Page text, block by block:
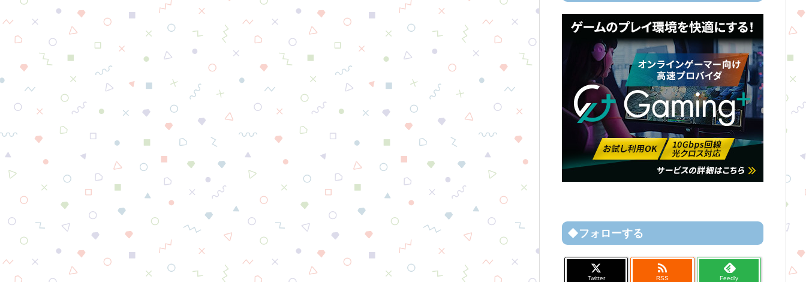
◆フォローする
Twitter

RSS Feedly